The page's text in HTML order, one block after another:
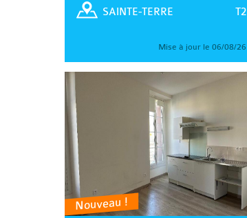
T2
SAINTE-TERRE
Mise à jour le 06/08/26
Nouveau !